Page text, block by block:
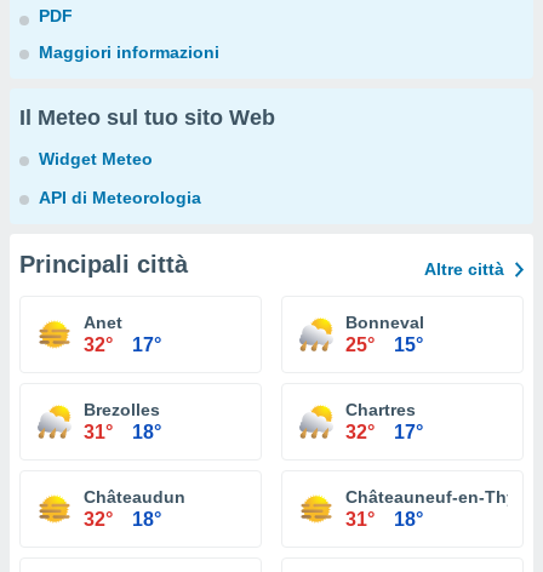
PDF
Maggiori informazioni
Il Meteo sul tuo sito Web
Widget Meteo
API di Meteorologia
Principali città Altre città
Anet
32° 17°
Bonneval
25° 15°
Brezolles
31° 18°
Chartres
32° 17°
Châteaudun
32° 18°
Châteauneuf-en-
31° 18°